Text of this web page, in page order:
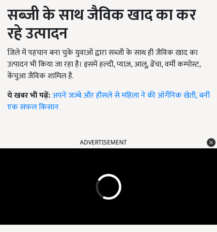
सब्जी के साथ जैविक खाद का कर
रहे उत्पादन
जिले में पहचान बना चुके युवाओं द्वारा सब्जी के साथ ही जैविक खाद का
उत्पादन भी किया जा रहा है। इसमें हल्दी, प्याज़, आलू, ढेंचा, वर्मी कम्पोस्ट,
केंचुआ जैविक शामिल है.
ये खबर भी पढ़ें:अपने जज्बे और हौसले से महिला ने की ऑर्गेनिक खेती, बनीं
एक सफल किसान
ADVERTISEMENT